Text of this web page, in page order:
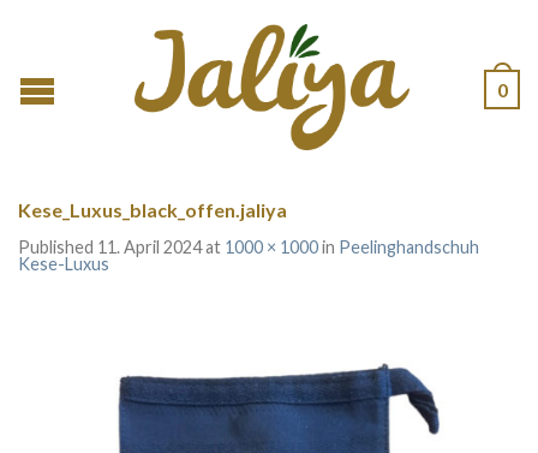
0
Kese_Luxus_black_offen.jaliya
Published 11. April 2024at 1000 × 1000in Peelinghandschuh
Kese-Luxus